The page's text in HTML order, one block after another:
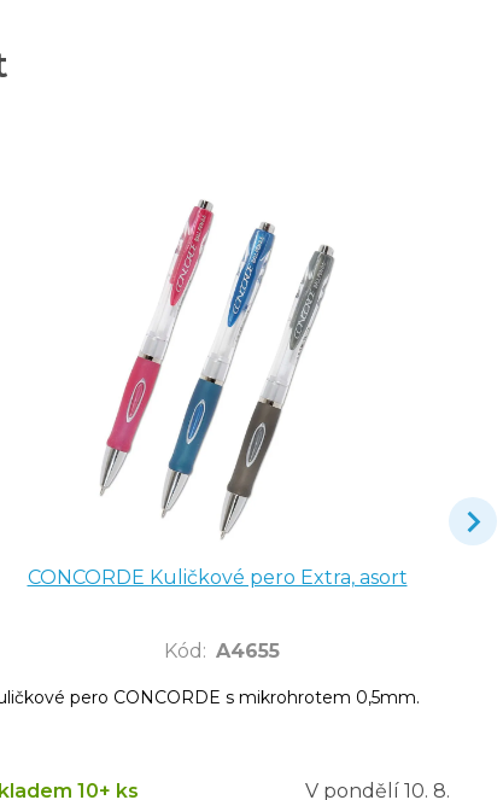
CONCORDE Kuličkové pero Extra, asort
Kód : A4655
pero CONCORDE s mikrohrotem 0,5mm.
10+ ks V pondělí 10. 8.